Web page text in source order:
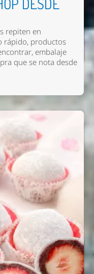
repiten en
rápido, productos
embalaje
que se nota desde